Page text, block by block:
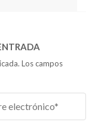
Los campos